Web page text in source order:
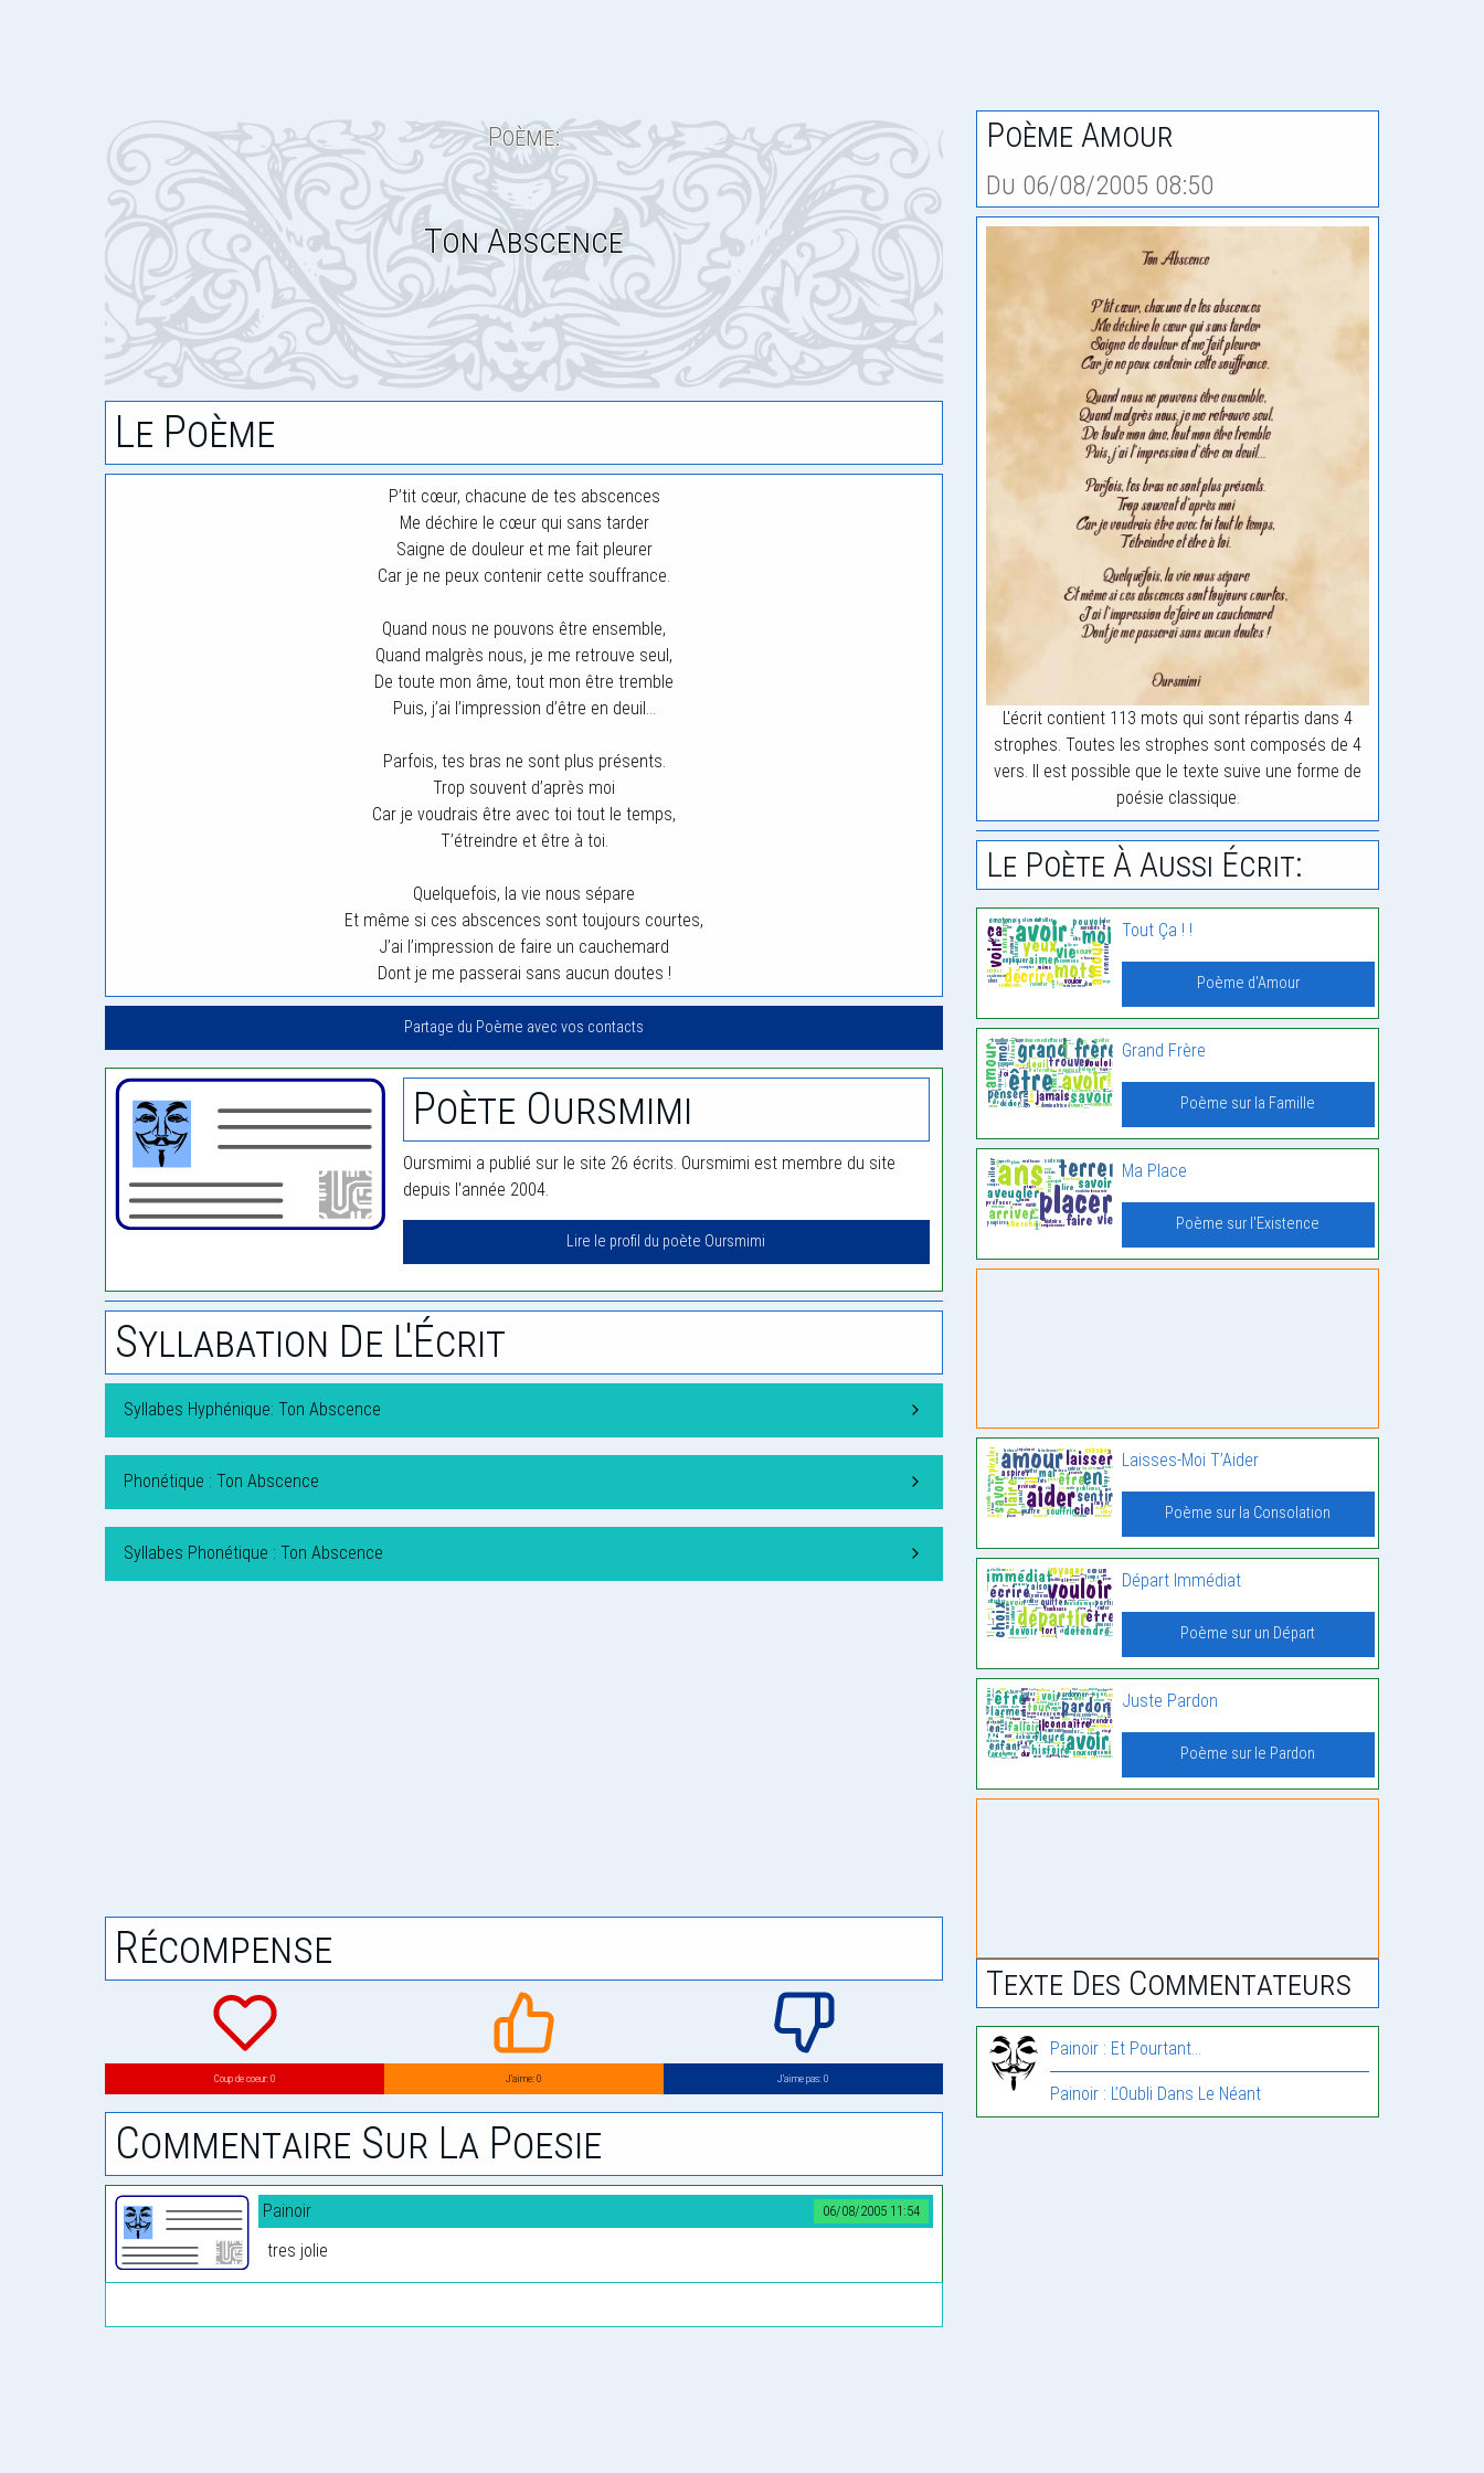
Poème:
Ton Abscence
Le Poème
P’tit cœur, chacune de tes abscences
Me déchire le cœur qui sans tarder
Saigne de douleur et me fait pleurer
Car je ne peux contenir cette souffrance.
Quand nous ne pouvons être ensemble,
Quand malgrès nous, je me retrouve seul,
De toute mon âme, tout mon être tremble
Puis, j’ai l’impression d’être en deuil…
Parfois, tes bras ne sont plus présents.
Trop souvent d’après moi
Car je voudrais être avec toi tout le temps,
T’étreindre et être à toi.
Quelquefois, la vie nous sépare
Et même si ces abscences sont toujours courtes,
J’ai l’impression de faire un cauchemard
Dont je me passerai sans aucun doutes !
Partage du Poème avec vos contacts
Poète Oursmimi
Oursmimi a publié sur le site 26 écrits. Oursmimi est membre du site
depuis l'année 2004.
Lire le profil du poète Oursmimi
Syllabation De L'Écrit
Syllabes Hyphénique: Ton Abscence
Phonétique : Ton Abscence
Syllabes Phonétique : Ton Abscence
Récompense
Coup de coeur: 0 J’aime: 0 J’aime pas: 0
Commentaire Sur La Poesie
06/08/2005 11:54
Painoir
tres jolie
Poème Amour
Du 06/08/2005 08:50
L'écrit contient 113 mots qui sont répartis dans 4
strophes. Toutes les strophes sont composés de 4
vers. Il est possible que le texte suive une forme de
poésie classique.
Le Poète À Aussi Écrit:
Tout Ça ! !
Poème d'Amour
Grand Frère
Poème sur la Famille
Ma Place
Poème sur l'Existence
Laisses-Moi T’Aider
Poème sur la Consolation
Départ Immédiat
Poème sur un Départ
Juste Pardon
Poème sur le Pardon
Texte Des Commentateurs
Painoir : Et Pourtant…
Painoir : L’Oubli Dans Le Néant